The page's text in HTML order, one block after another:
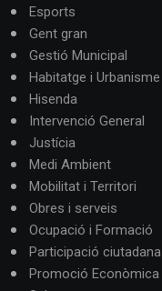
Esports
Gent gran
Gestió Municipal
Habitatge i Urbanisme
Hisenda
Intervenció General
Justícia
Medi Ambient
Mobilitat i Territori
Obres i serveis
Ocupació i Formació
Participació ciutadana
Promoció Econòmica